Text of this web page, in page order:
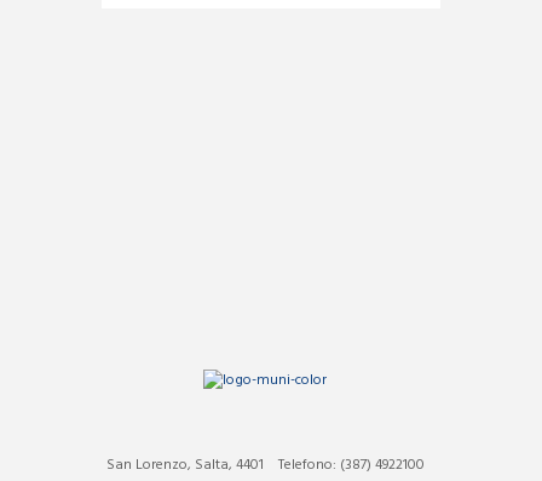
Telefono: (387) 4922100
San Lorenzo, Salta, 4401